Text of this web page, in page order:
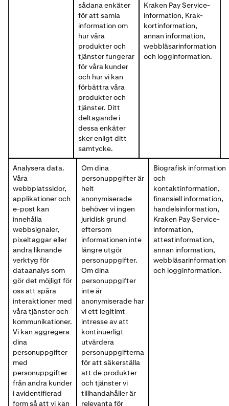
sådana enkäter
för att samla
information om
hur våra
produkter och
tjänster fungerar
för våra kunder
och hur vi kan
förbättra våra
produkter och
tjänster. Ditt
deltagande i
dessa enkäter
sker enligt ditt
samtycke.
Kraken Pay Service-
information, Krak-
kortinformation,
annan information,
webbläsarinformation
och logginformation.
Analysera data.
Våra
webbplatssidor,
applikationer och
e-post kan
innehålla
webbsignaler,
pixeltaggar eller
andra liknande
verktyg för
dataanalys som
gör det möjligt för
oss att spåra
interaktioner med
våra tjänster och
kommunikationer.
Vi kan aggregera
dina
personuppgifter
med
personuppgifter
från andra kunder
i avidentifierad
form så att vi kan
Om dina
personuppgifter är
helt
anonymiserade
behöver vi ingen
juridisk grund
eftersom
informationen inte
längre utgör
personuppgifter.
Om dina
personuppgifter
inte är
anonymiserade har
vi ett legitimt
intresse av att
kontinuerligt
utvärdera
personuppgifterna
för att säkerställa
att de produkter
och tjänster vi
tillhandahåller är
relevanta för
Biografisk information
och
kontaktinformation,
finansiell information,
handelsinformation,
Kraken Pay Service-
information,
attestinformation,
annan information,
webbläsarinformation
och logginformation.